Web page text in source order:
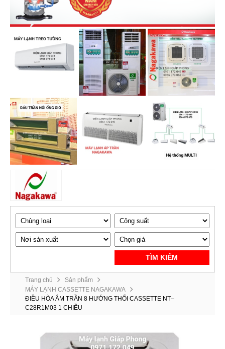
TÌM KIẾM
Trang chủ
Sản phẩm
MÁY LẠNH CASSETTE NAGAKAWA
ĐIỀU HÒA ÂM TRẦN 8 HƯỚNG THỔI CASSETTE NT–
C28R1M03 1 CHIỀU